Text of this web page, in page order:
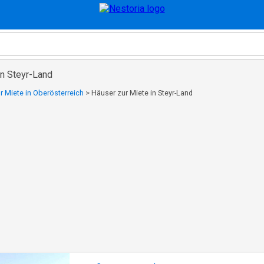
Steyr-Land
Miete in Oberösterreich > Häuser zur Miete in Steyr-Land